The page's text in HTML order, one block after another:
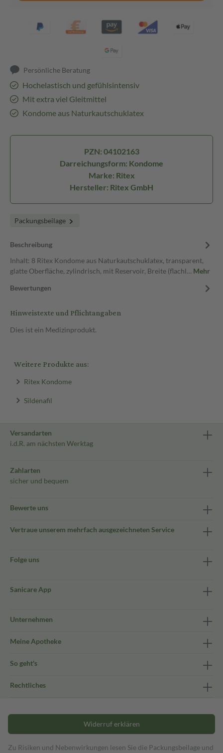
Persönliche Beratung
Hochelastisch und gefühlsintensiv
Mit extra viel Gleitmittel
Kondome aus Naturkautschuklatex
PZN: 04102163
Darreichungsform: Kondome
Marke: Ritex
Hersteller: Ritex GmbH
Packungsbeilage
Beschreibung
Inhalt: 8 Ritex Kondome aus Naturkautschuklatex, transparent,
glatte Oberfläche, zylindrisch, mit Reservoir, Breite (flachl… Mehr
Bewertungen
Hinweistexte und Pflichtangaben
Dies ist ein Medizinprodukt.
Weitere Produkte aus:
Ritex Kondome
Sildenafil
Versandarten
i.d.R. am nächsten Werktag
Zahlarten
sicher und bequem
Bewerte uns
Vertraue unserem mehrfach ausgezeichneten Service
Folge uns
Sanicare App
Unternehmen
Meine Apotheke
So geht's
Rechtliches
Widerruf erklären
Zu Risiken und Nebenwirkungen lesen Sie die Packungsbeilage und